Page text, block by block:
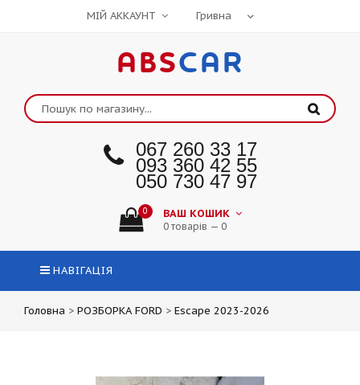
МІЙ АККАУНТ
ABSCAR
067 260 33 17
093 360 42 55
050 730 47 97
0 ВАШ КОШИК
0 товарів — 0
НАВІГАЦІЯ
Головна > РОЗБОРКА FORD > Escape 2023-2026